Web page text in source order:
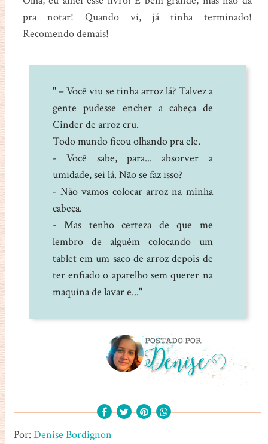
pra notar! Quando vi, já tinha terminado!
Recomendo demais!
" – Você viu se tinha arroz lá? Talvez a
gente pudesse encher a cabeça de
Cinder de arroz cru.
Todo mundo ficou olhando pra ele.
- Você sabe, para... absorver a
umidade, sei lá. Não se faz isso?
- Não vamos colocar arroz na minha
cabeça.
- Mas tenho certeza de que me
lembro de alguém colocando um
tablet em um saco de arroz depois de
ter enfiado o aparelho sem querer na
maquina de lavar e..."
Por: Denise Bordignon